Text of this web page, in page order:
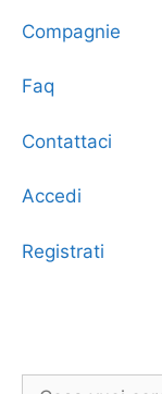
Compagnie
Faq
Contattaci
Accedi
Registrati